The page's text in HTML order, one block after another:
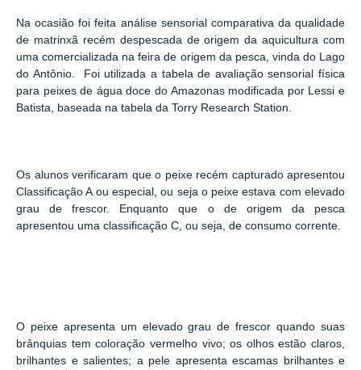
Na ocasião foi feita análise sensorial comparativa da qualidade
de matrinxã recém despescada de origem da aquicultura com
uma comercializada na feira de origem da pesca, vinda do Lago
do Antônio. Foi utilizada a tabela de avaliação sensorial física
para peixes de água doce do Amazonas modificada por Lessi e
Batista, baseada na tabela da Torry Research Station.
Os alunos verificaram que o peixe recém capturado apresentou
Classificação A ou especial, ou seja o peixe estava com elevado
grau de frescor. Enquanto que o de origem da pesca
apresentou uma classificação C, ou seja, de consumo corrente.
O peixe apresenta um elevado grau de frescor quando suas
brânquias tem coloração vermelho vivo; os olhos estão claros,
brilhantes e salientes; a pele apresenta escamas brilhantes e